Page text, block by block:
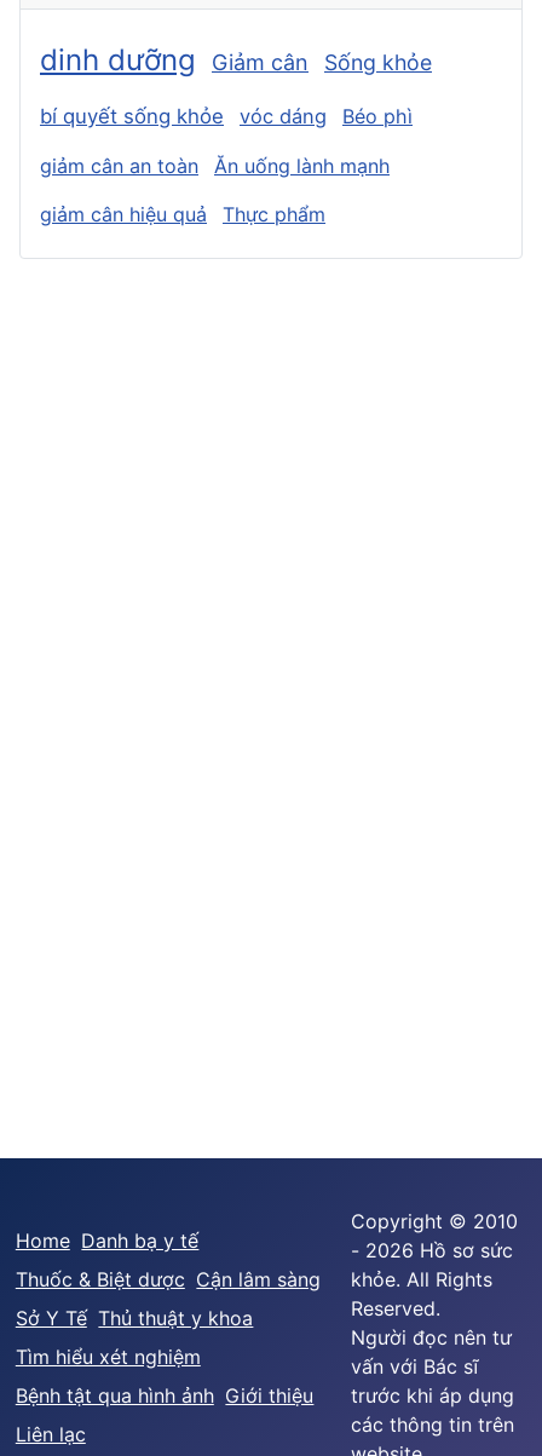
dinh dưỡng Giảm cân Sống khỏe
bí quyết sống khỏe vóc dáng Béo phì
giảm cân an toàn
Ăn uống lành mạnh
giảm cân hiệu quả
Thực phẩm
Home Danh bạ y tế
Thuốc & Biệt dược Cận lâm sàng
Sở Y Tế Thủ thuật y khoa
Tìm hiểu xét nghiệm
Bệnh tật qua hình ảnh Giới thiệu
Liên lạc
Copyright © 2010
- 2026 Hồ sơ sức
khỏe. All Rights
Reserved.
Người đọc nên tư
vấn với Bác sĩ
trước khi áp dụng
các thông tin trên